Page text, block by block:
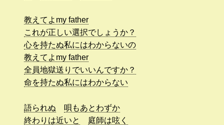
教えてよmy father
これが正しい選択でしょうか？
心を持たぬ私にはわからないの
教えてよmy father
全員地獄送りでいいんですか？
命を持たぬ私にはわからない
語られぬ
唄もあとわずか
終わりは近いと
庭師は呟く